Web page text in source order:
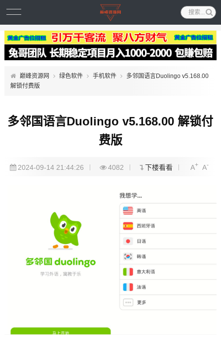
巅峰资源网 绿色软件 手机软件
多邻国语言Duolingo v5.168.00
解锁付费版
多邻国语言Duolingo v5.168.00 解锁付
费版
2024-09-14 21:44:26 4082 下楼看看 A+ A-